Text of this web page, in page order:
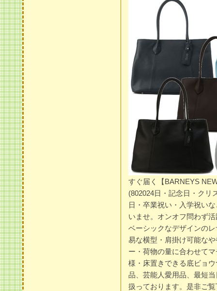
すぐ届く【BARNEYS
(802024日・記念日・クリ
日・卒業祝い・入学祝い
いませ。オンオフ問わず
ベーシックなデザインの
易な横型・肩掛け可能な
ー・荷物の量に合わせて
様・床置きできる底ビョ
品、芸能人愛用品、最短
扱っております。是非ご